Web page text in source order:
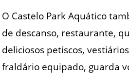
O Castelo Park Aquático
de descanso, restaurante,
deliciosos petiscos,
fraldário equipado, guarda